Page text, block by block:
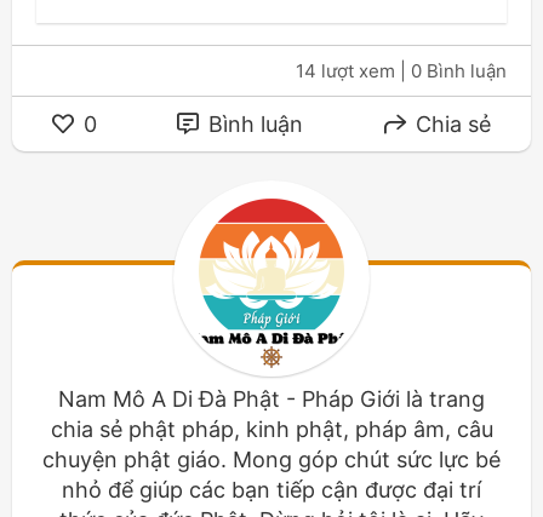
14 lượt xem | 0 Bình luận
0 Bình luận Chia sẻ
Nam Mô A Di Đà Phật - Pháp Giới là trang
chia sẻ phật pháp, kinh phật, pháp âm, câu
chuyện phật giáo. Mong góp chút sức lực bé
nhỏ để giúp các bạn tiếp cận được đại trí